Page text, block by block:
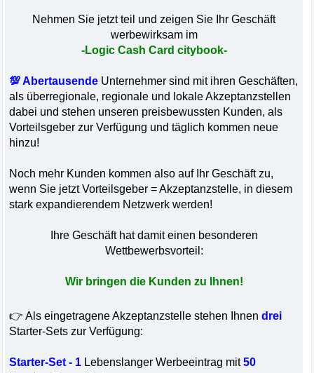
Nehmen Sie jetzt teil und zeigen Sie Ihr Geschäft
werbewirksam im
-Logic Cash Card citybook-
💯 Abertausende Unternehmer sind mit ihren Geschäften,
als überregionale, regionale und lokale Akzeptanzstellen
dabei und stehen unseren preisbewussten Kunden, als
Vorteilsgeber zur Verfügung und täglich kommen neue
hinzu!
Noch mehr Kunden kommen also auf Ihr Geschäft zu,
wenn Sie jetzt Vorteilsgeber = Akzeptanzstelle, in diesem
stark expandierendem Netzwerk werden!
Ihre Geschäft hat damit einen besonderen
Wettbewerbsvorteil:
Wir bringen die Kunden zu Ihnen!
👉 Als eingetragene Akzeptanzstelle stehen Ihnen drei
Starter-Sets zur Verfügung:
Starter-Set - 1 Lebenslanger Werbeeintrag mit50